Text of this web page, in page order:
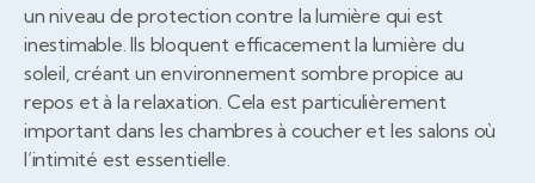
un niveau de protection contre la lumière qui est
inestimable. Ils bloquent efficacement la lumière du
soleil, créant un environnement sombre propice au
repos et à la relaxation. Cela est particulièrement
important dans les chambres à coucher et les salons où
l’intimité est essentielle.